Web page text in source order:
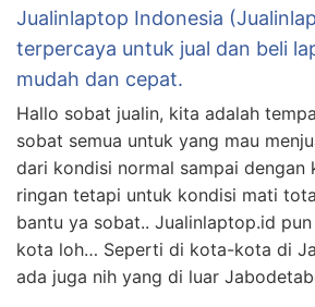
Jualinlaptop Indonesia
terpercaya untuk jual dan beli
mudah dan cepat.
Hallo sobat jualin, kita adalah
sobat semua untuk yang mau
dari kondisi normal sampai dengan
ringan tetapi untuk kondisi mati
bantu ya sobat.. Jualinlaptop.id
kota loh… Seperti di kota-kota di
ada juga nih yang di luar